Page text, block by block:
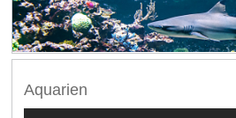
Aquarien